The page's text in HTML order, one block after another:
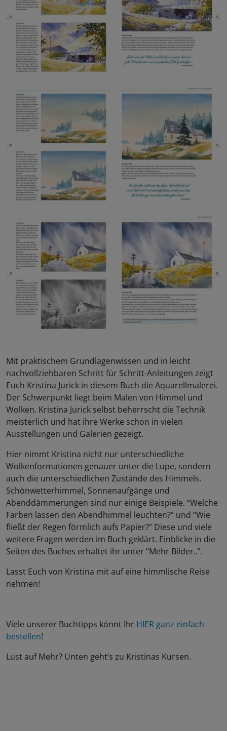
Mit praktischem Grundlagenwissen und in leicht
nachvollziehbaren Schritt für Schritt-Anleitungen zeigt
Euch Kristina Jurick in diesem Buch die Aquarellmalerei.
Der Schwerpunkt liegt beim Malen von Himmel und
Wolken. Kristina Jurick selbst beherrscht die Technik
meisterlich und hat ihre Werke schon in vielen
Ausstellungen und Galerien gezeigt.
Hier nimmt Kristina nicht nur unterschiedliche
Wolkenformationen genauer unter die Lupe, sondern
auch die unterschiedlichen Zustände des Himmels.
Schönwetterhimmel, Sonnenaufgänge und
Abenddämmerungen sind nur einige Beispiele. “Welche
Farben lassen den Abendhimmel leuchten?” und “Wie
fließt der Regen förmlich aufs Papier?” Diese und viele
weitere Fragen werden im Buch geklärt. Einblicke in die
Seiten des Buches erhaltet ihr unter “Mehr Bilder..”.
Lasst Euch von Kristina mit auf eine himmlische Reise
nehmen!
Viele unserer Buchtipps könnt Ihr HIER ganz einfach
bestellen!
Lust auf Mehr? Unten geht’s zu Kristinas Kursen.